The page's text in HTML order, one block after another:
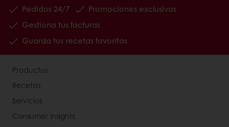
Pedidos 24/7
Promociones exclusivas
Gestiona tus facturas
Guarda tus recetas favoritas
Productos
Recetas
Servicios
Consumer Insights